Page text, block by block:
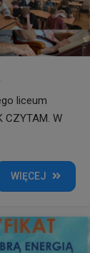
liceum
CZYTAM. W
WIĘCEJ